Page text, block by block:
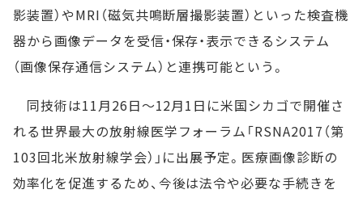
影装置）やMRI（磁気共鳴断層撮影装置）といった検査機
器から画像データを受信・保存・表示できるシステム
（画像保存通信システム）と連携可能という。
同技術は11月26日～12月1日に米国シカゴで開催さ
れる世界最大の放射線医学フォーラム「RSNA2017（第
103回北米放射線学会）」に出展予定。医療画像診断の
効率化を促進するため、今後は法令や必要な手続きを